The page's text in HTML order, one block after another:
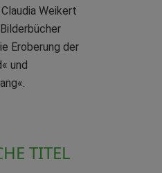
Weikert
Eroberung der
und
TITEL